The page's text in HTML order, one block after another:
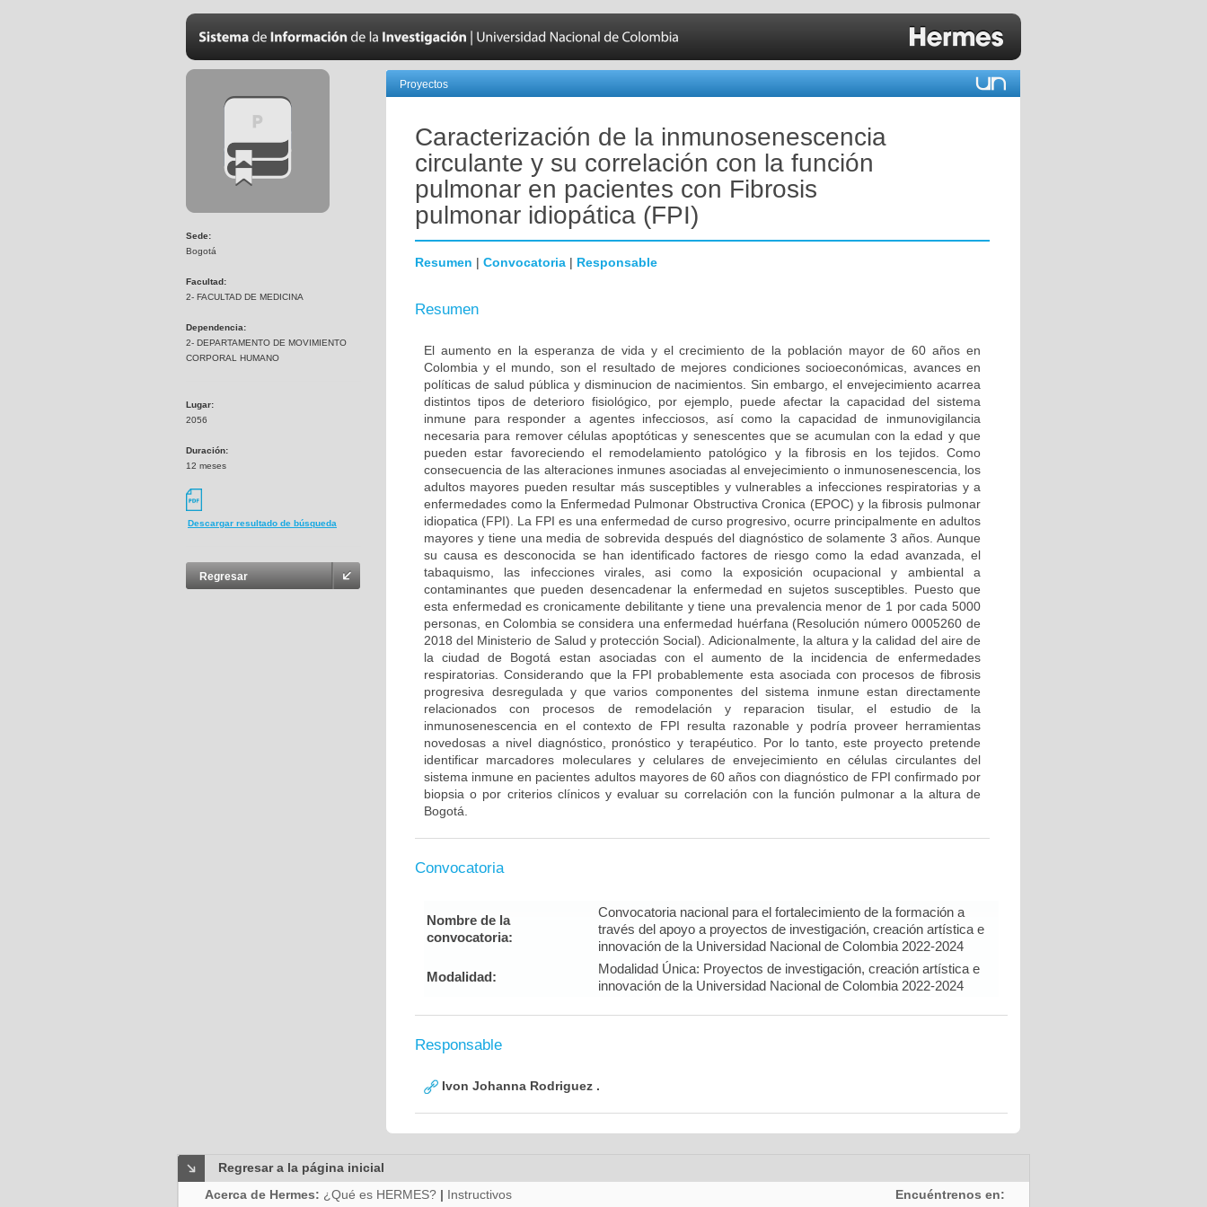
Sede:
Bogotá
Facultad:
2- FACULTAD DE MEDICINA
Dependencia:
2- DEPARTAMENTO DE MOVIMIENTO
CORPORAL HUMANO
Lugar:
2056
Duración:
12 meses
Descargar resultado de búsqueda
Regresar
Proyectos
Caracterización de la inmunosenescencia
circulante y su correlación con la función
pulmonar en pacientes con Fibrosis
pulmonar idiopática (FPI)
Resumen | Convocatoria | Responsable
Resumen
El aumento en la esperanza de vida y el crecimiento de la población mayor de 60 años en
Colombia y el mundo, son el resultado de mejores condiciones socioeconómicas, avances en
políticas de salud pública y disminucion de nacimientos. Sin embargo, el envejecimiento acarrea
distintos tipos de deterioro fisiológico, por ejemplo, puede afectar la capacidad del sistema
inmune para responder a agentes infecciosos, así como la capacidad de inmunovigilancia
necesaria para remover células apoptóticas y senescentes que se acumulan con la edad y que
pueden estar favoreciendo el remodelamiento patológico y la fibrosis en los tejidos. Como
consecuencia de las alteraciones inmunes asociadas al envejecimiento o inmunosenescencia, los
adultos mayores pueden resultar más susceptibles y vulnerables a infecciones respiratorias y a
enfermedades como la Enfermedad Pulmonar Obstructiva Cronica (EPOC) y la fibrosis pulmonar
idiopatica (FPI). La FPI es una enfermedad de curso progresivo, ocurre principalmente en adultos
mayores y tiene una media de sobrevida después del diagnóstico de solamente 3 años. Aunque
su causa es desconocida se han identificado factores de riesgo como la edad avanzada, el
tabaquismo, las infecciones virales, asi como la exposición ocupacional y ambiental a
contaminantes que pueden desencadenar la enfermedad en sujetos susceptibles. Puesto que
esta enfermedad es cronicamente debilitante y tiene una prevalencia menor de 1 por cada 5000
personas, en Colombia se considera una enfermedad huérfana (Resolución número 0005260 de
2018 del Ministerio de Salud y protección Social). Adicionalmente, la altura y la calidad del aire de
la ciudad de Bogotá estan asociadas con el aumento de la incidencia de enfermedades
respiratorias. Considerando que la FPI probablemente esta asociada con procesos de fibrosis
progresiva desregulada y que varios componentes del sistema inmune estan directamente
relacionados con procesos de remodelación y reparacion tisular, el estudio de la
inmunosenescencia en el contexto de FPI resulta razonable y podría proveer herramientas
novedosas a nivel diagnóstico, pronóstico y terapéutico. Por lo tanto, este proyecto pretende
identificar marcadores moleculares y celulares de envejecimiento en células circulantes del
sistema inmune en pacientes adultos mayores de 60 años con diagnóstico de FPI confirmado por
biopsia o por criterios clínicos y evaluar su correlación con la función pulmonar a la altura de
Bogotá.
Convocatoria
Nombre de la
convocatoria:
Convocatoria nacional para el fortalecimiento de la formación a
través del apoyo a proyectos de investigación, creación artística e
innovación de la Universidad Nacional de Colombia 2022-2024
Modalidad:
Modalidad Única: Proyectos de investigación, creación artística e
innovación de la Universidad Nacional de Colombia 2022-2024
Responsable
Ivon Johanna Rodriguez .
Regresar a la página inicial
Acerca de Hermes: ¿Qué es HERMES? | Instructivos Encuéntrenos en: